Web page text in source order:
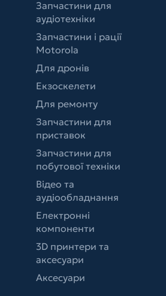
Запчастини для
аудіотехніки
Запчастини і рації
Motorola
Для дронів
Екзоскелети
Для ремонту
Запчастини для
приставок
Запчастини для
побутової техніки
Відео та
аудіообладнання
Електронні
компоненти
3D принтери та
аксесуари
Аксесуари